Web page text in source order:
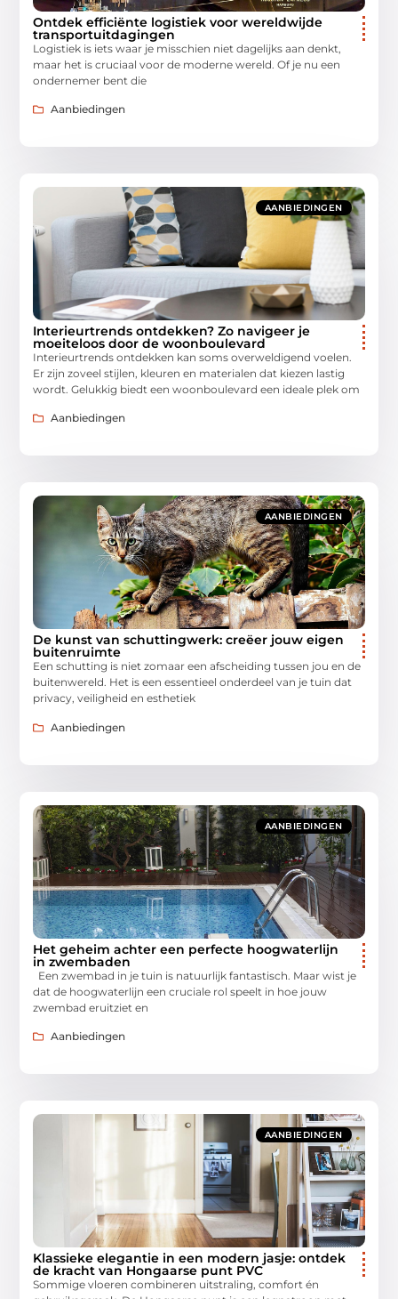
Ontdek efficiënte logistiek voor wereldwijde
transportuitdagingen
Logistiek is iets waar je misschien niet dagelijks aan denkt,
maar het is cruciaal voor de moderne wereld. Of je nu een
ondernemer bent die
Aanbiedingen
AANBIEDINGEN
Interieurtrends ontdekken? Zo navigeer je
moeiteloos door de woonboulevard
Interieurtrends ontdekken kan soms overweldigend voelen.
Er zijn zoveel stijlen, kleuren en materialen dat kiezen lastig
wordt. Gelukkig biedt een woonboulevard een ideale plek om
Aanbiedingen
AANBIEDINGEN
De kunst van schuttingwerk: creëer jouw eigen
buitenruimte
Een schutting is niet zomaar een afscheiding tussen jou en de
buitenwereld. Het is een essentieel onderdeel van je tuin dat
privacy, veiligheid en esthetiek
Aanbiedingen
AANBIEDINGEN
Het geheim achter een perfecte hoogwaterlijn
in zwembaden
Een zwembad in je tuin is natuurlijk fantastisch. Maar wist je
dat de hoogwaterlijn een cruciale rol speelt in hoe jouw
zwembad eruitziet en
Aanbiedingen
AANBIEDINGEN
Klassieke elegantie in een modern jasje: ontdek
de kracht van Hongaarse punt PVC
Sommige vloeren combineren uitstraling, comfort én